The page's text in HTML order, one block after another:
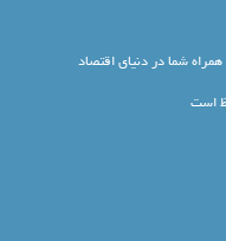
شما در دنیای اقتصاد